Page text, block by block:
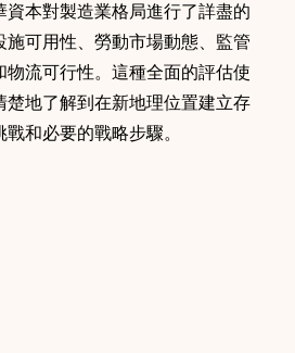
資本對製造業格局進行了詳盡的
施可用性、勞動市場動態、監管
物流可行性。這種全面的評估使
楚地了解到在新地理位置建立存
和必要的戰略步驟。